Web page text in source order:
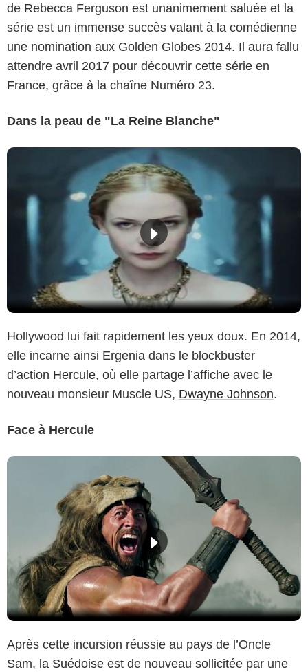
de Rebecca Ferguson est unanimement saluée et la
série est un immense succès valant à la comédienne
une nomination aux Golden Globes 2014. Il aura fallu
attendre avril 2017 pour découvrir cette série en
France, grâce à la chaîne Numéro 23.
Dans la peau de "La Reine Blanche"
Hollywood lui fait rapidement les yeux doux. En 2014,
elle incarne ainsi Ergenia dans le blockbuster
d’action Hercule, où elle partage l’affiche avec le
nouveau monsieur Muscle US, Dwayne Johnson.
Face à Hercule
Après cette incursion réussie au pays de l’Oncle
Sam, la Suédoise est de nouveau sollicitée par une